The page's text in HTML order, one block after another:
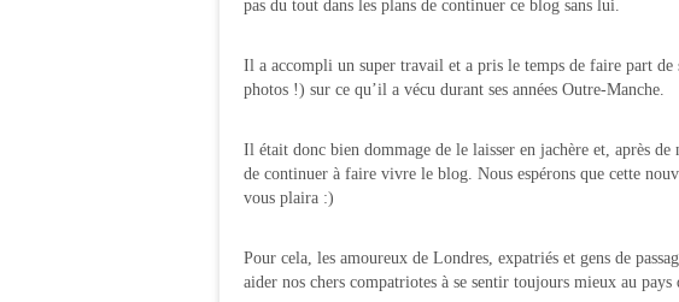
pas du tout dans les plans de continuer ce blog sans lui.
Il a accompli un super travail et a pris le temps de faire part de
photos !) sur ce qu’il a vécu durant ses années Outre-Manche.
Il était donc bien dommage de le laisser en jachère et, après
de continuer à faire vivre le blog. Nous espérons que cette
vous plaira :)
Pour cela, les amoureux de Londres, expatriés et gens de
aider nos chers compatriotes à se sentir toujours mieux au pays